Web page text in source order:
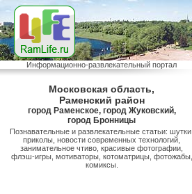
Информационно-развлекательный портал
Московская область,
Раменский район
город Раменское, город Жуковский,
город Бронницы
Познавательные и развлекательные статьи: шутки,
приколы, новости современных технологий,
занимательное чтиво, красивые фотографии,
флэш-игры, мотиваторы, котоматрицы, фотожабы,
комиксы.